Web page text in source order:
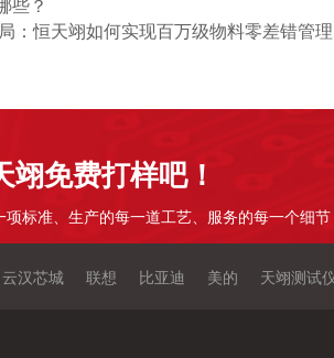
：恒天翊如何实现百万级物料零差错管理
免费打样吧！
标准、生产的每一道工艺、服务的每一个细节
云汉芯城 联想 比亚迪 美的 天翊测试